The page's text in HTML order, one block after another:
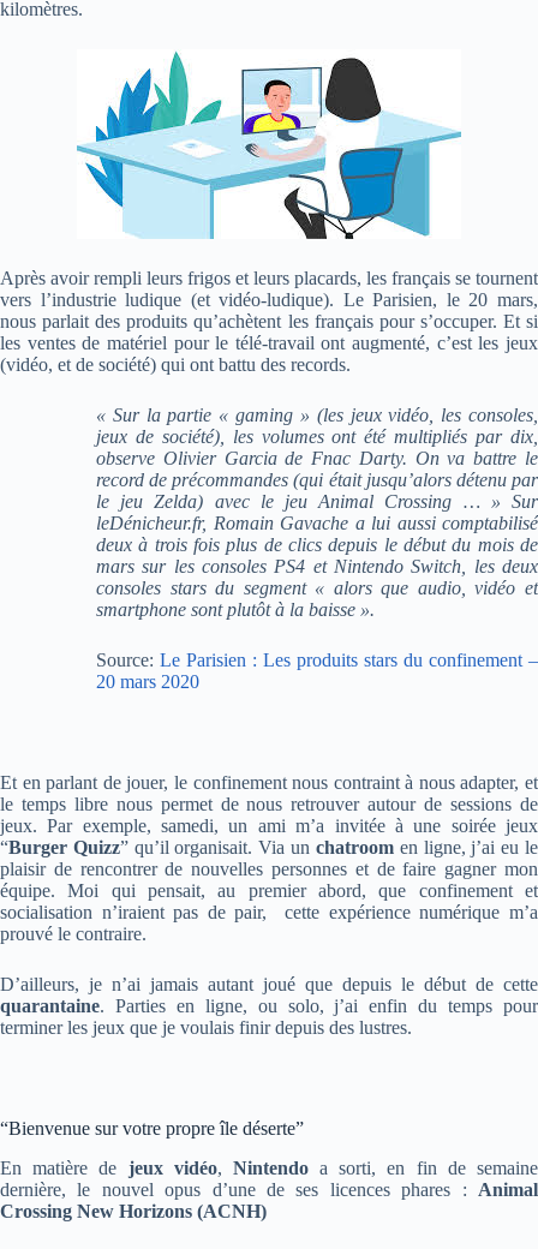
kilomètres.
Après avoir rempli leurs frigos et leurs placards, les français se tournent
vers l’industrie ludique (et vidéo-ludique). Le Parisien, le 20 mars,
nous parlait des produits qu’achètent les français pour s’occuper. Et si
les ventes de matériel pour le télé-travail ont augmenté, c’est les jeux
(vidéo, et de société) qui ont battu des records.
« Sur la partie « gaming » (les jeux vidéo, les consoles,
jeux de société), les volumes ont été multipliés par dix,
observe Olivier Garcia de Fnac Darty. On va battre le
record de précommandes (qui était jusqu’alors détenu par
le jeu Zelda) avec le jeu Animal Crossing … » Sur
leDénicheur.fr, Romain Gavache a lui aussi comptabilisé
deux à trois fois plus de clics depuis le début du mois de
mars sur les consoles PS4 et Nintendo Switch, les deux
consoles stars du segment « alors que audio, vidéo et
smartphone sont plutôt à la baisse ».
Source: Le Parisien : Les produits stars du confinement –
20 mars 2020
Et en parlant de jouer, le confinement nous contraint à nous adapter, et
le temps libre nous permet de nous retrouver autour de sessions de
jeux. Par exemple, samedi, un ami m’a invitée à une soirée jeux
“Burger Quizz” qu’il organisait. Via un chatroomen ligne, j’ai eu le
plaisir de rencontrer de nouvelles personnes et de faire gagner mon
équipe. Moi qui pensait, au premier abord, que confinement et
socialisation n’iraient pas de pair, cette expérience numérique m’a
prouvé le contraire.
D’ailleurs, je n’ai jamais autant joué que depuis le début de cette
quarantaine. Parties en ligne, ou solo, j’ai enfin du temps pour
terminer les jeux que je voulais finir depuis des lustres.
“Bienvenue sur votre propre île déserte”
En matière de jeux vidéo, Nintendoa sorti, en fin de semaine
dernière, le nouvel opus d’une de ses licences phares : Animal
Crossing New Horizons (ACNH)